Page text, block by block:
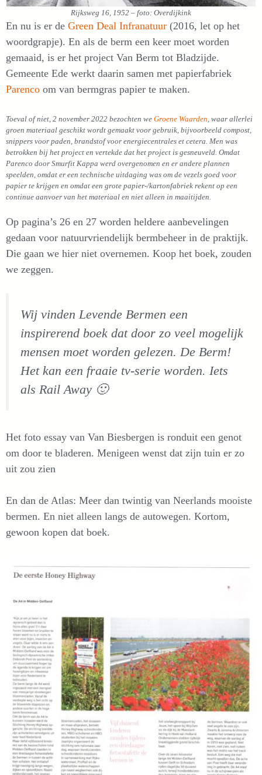
Rijksweg 16, 1952 – foto: Overdijkink
En nu is er de Green Deal Infranatuur (2016, let op het
woordgrapje). En als de berm een keer moet worden
gemaaid, is er het project Van Berm tot Bladzijde.
Gemeente Ede werkt daarin samen met papierfabriek
Parenco om van bermgras papier te maken.
Toeval of niet, 2 november 2022 bezochten we Groene Waarden, waar allerlei
groen materiaal geschikt wordt gemaakt voor gebruik, bijvoorbeeld compost,
snippers voor paden, brandstof voor energiecentrales et cetera. Men was
betrokken bij het project en vertekde dat het project is gesneuveld. Omdat
Parenco door Smurfit Kappa werd overgenomen en er andere plannen
speelden, omdat er een technische uitdaging was om de vezels goed voor
papier te krijgen en omdat een grote papier-/kartonfabriek rekent op een
continue aanvoer van het materiaal en niet alleen in maaitijden.
Op pagina’s 26 en 27 worden heldere aanbevelingen
gedaan voor natuurvriendelijk bermbeheer in de praktijk.
Die gaan we hier niet overnemen. Koop het boek, zouden
we zeggen.
Wij vinden Levende Bermen een
inspirerend boek dat door zo veel mogelijk
mensen moet worden gelezen. De Berm!
Het kan een fraaie tv-serie worden. Iets
als Rail Away 🙂
Het foto essay van Van Biesbergen is ronduit een genot
om door te bladeren. Menigeen wenst dat zijn tuin er zo
uit zou zien
En dan de Atlas: Meer dan twintig van Neerlands mooiste
bermen. En niet alleen langs de autowegen. Kortom,
gewoon kopen dat boek.